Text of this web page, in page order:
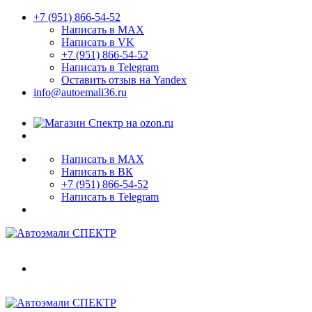
+7 (951) 866-54-52
Написать в MAX
Написать в VK
+7 (951) 866-54-52
Написать в Telegram
Оставить отзыв на Yandex
info@autoemali36.ru
Написать в MAX
Написать в ВК
+7 (951) 866-54-52
Написать в Telegram